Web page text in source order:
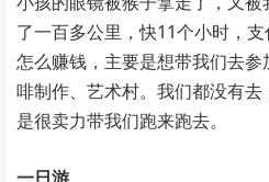
了一百多公里，快11个小时，
怎么赚钱，主要是想带我们去
啡制作、艺术村。我们都没有
是很卖力带我们跑来跑去。